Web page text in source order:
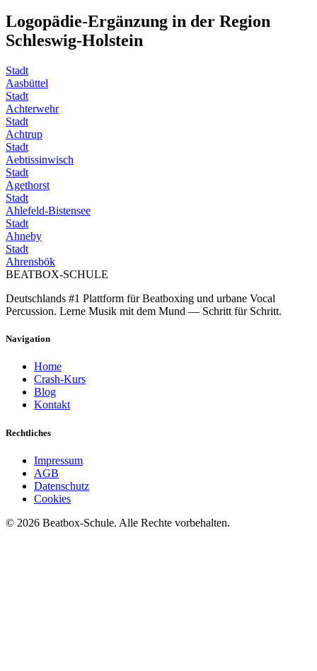
Logopädie-Ergänzung in der Region
Schleswig-Holstein
Stadt
Aasbüttel
Stadt
Achterwehr
Stadt
Achtrup
Stadt
Aebtissinwisch
Stadt
Agethorst
Stadt
Ahlefeld-Bistensee
Stadt
Ahneby
Stadt
Ahrensbök
BEATBOX-SCHULE
Deutschlands #1 Plattform für Beatboxing und urbane Vocal
Percussion. Lerne Musik mit dem Mund — Schritt für Schritt.
Navigation
Home
Crash-Kurs
Blog
Kontakt
Rechtliches
Impressum
AGB
Datenschutz
Cookies
© 2026 Beatbox-Schule. Alle Rechte vorbehalten.